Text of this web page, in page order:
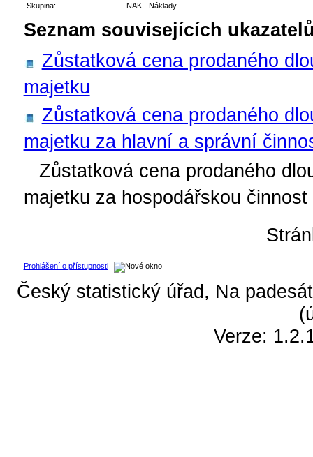
Skupina:
NAK - Náklady
Seznam souvisejících
Zůstatková cena prodaného
majetku
Zůstatková cena prodaného
majetku za hlavní a správní
Zůstatková cena prodaného
majetku za hospodářskou činnost
Prohlášení o přístupnosti
Český statistický úřad, Na
Verze: